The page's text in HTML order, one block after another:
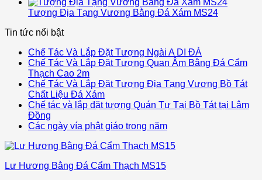
Tượng Địa Tạng Vương Bằng Đá Xám MS24
Tin tức nổi bật
Chế Tác Và Lắp Đặt Tượng Ngài A DI ĐÀ
Chế Tác Và Lắp Đặt Tượng Quan Âm Bằng Đá Cẩm
Thạch Cao 2m
Chế Tác Và Lắp Đặt Tượng Địa Tạng Vương Bồ Tát
Chất Liệu Đá Xám
Chế tác và lắp đặt tượng Quán Tự Tại Bồ Tát tại Lâm
Đồng
Các ngày vía phật giáo trong năm
Lư Hương Bằng Đá Cẩm Thạch MS15